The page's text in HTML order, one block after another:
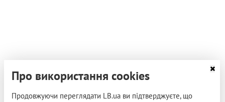
Про використання cookies
Продовжуючи переглядати LB.ua ви підтверджуєте, що